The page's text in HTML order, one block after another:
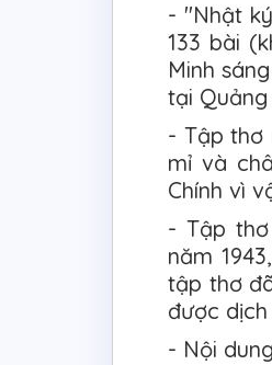
- "Nhật
133 bài
Minh
tại
- Tập thơ
mỉ và
Chính vì
- Tập
năm
tập thơ
được
- Nội